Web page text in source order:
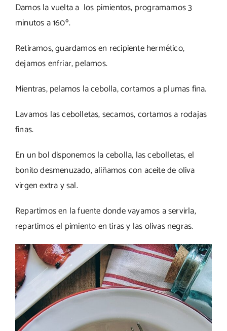
Damos la vuelta a los pimientos, programamos 3
minutos a 160º.
Retiramos, guardamos en recipiente hermético,
dejamos enfriar, pelamos.
Mientras, pelamos la cebolla, cortamos a plumas fina.
Lavamos las cebolletas, secamos, cortamos a rodajas
finas.
En un bol disponemos la cebolla, las cebolletas, el
bonito desmenuzado, aliñamos con aceite de oliva
virgen extra y sal.
Repartimos en la fuente donde vayamos a servirla,
repartimos el pimiento en tiras y las olivas negras.